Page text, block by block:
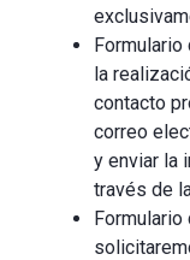
Formulario
la
contacto
correo
y enviar la
través de
Formulario